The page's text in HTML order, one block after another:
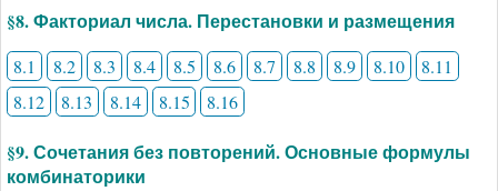
§8. Факториал числа. Перестановки и размещения
8.1 8.2 8.3 8.4 8.5 8.6 8.7 8.8 8.9 8.10
8.11
8.12
8.13 8.14 8.15 8.16
§9. Сочетания без повторений. Основные формулы
комбинаторики